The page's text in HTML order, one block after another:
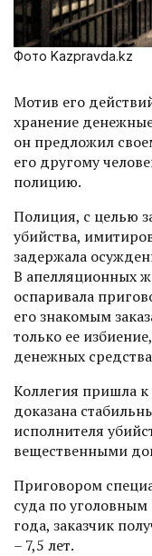
Фото Kazpravda.kz
Мотив его
хранение
он предложил
его другому
полицию.
Полиция, с целью
убийства,
задержала
В апелляционных
оспаривала
его знакомым
только ее
денежных
Коллегия пришла
доказана
исполнителя
вещественными
Приговором
суда по
года, заказчик
– 7,5 лет.